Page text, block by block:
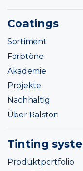
Coatings
Sortiment
Farbtöne
Akademie
Projekte
Nachhaltig
Über Ralston
Tinting
Produktportfolio